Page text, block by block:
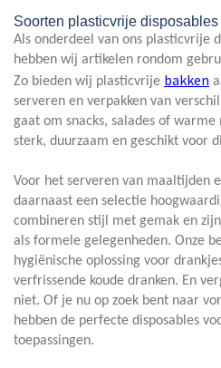
Soorten plasticvrije disposables
Als onderdeel van ons plasticvrije
hebben wij artikelen rondom
Zo bieden wij plasticvrije bakken
serveren en verpakken van
gaat om snacks, salades of
sterk, duurzaam en geschikt voor
Voor het serveren van maaltijden
daarnaast een selectie
combineren stijl met gemak en
als formele gelegenheden. Onze
hygiënische oplossing voor
verfrissende koude dranken. En
niet. Of je nu op zoek bent naar
hebben de perfecte disposables
toepassingen.